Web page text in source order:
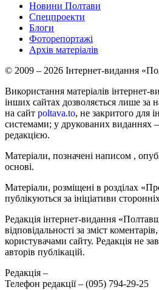
Новини Полтави
Спецпроекти
Блоги
Фоторепортажі
Архів матеріалів
© 2009 – 2026 Інтернет-видання
Використання матеріалів
інших сайтах дозволяється лише за
на сайт poltava.to, не закритого для
системами; у друкованих
редакцією.
Матеріали, позначені написом ,
основі.
Матеріали, розміщені в розділах
публікуються за ініціативи
Редакція інтернет-видання
відповідальності за зміст
користувачами сайту. Редакція не
авторів публікацій.
Редакція –
Телефон редакції – (095) 794-29-25